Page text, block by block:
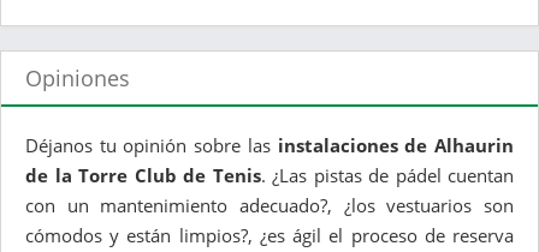
Opiniones
Déjanos tu opinión sobre las instalaciones de Alhaurin
de la Torre Club de Tenis. ¿Las pistas de pádel cuentan
con un mantenimiento adecuado?, ¿los vestuarios son
cómodos y están limpios?, ¿es ágil el proceso de reserva